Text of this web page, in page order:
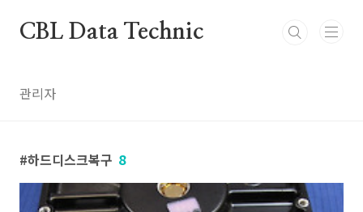
CBL Data Technic
관리자
하드디스크복구 8